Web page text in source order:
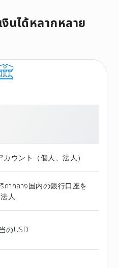
นได้หลากหลาย
ウント（個⼈、法⼈）
กากลาง国内の銀行口座を
人
のUSD